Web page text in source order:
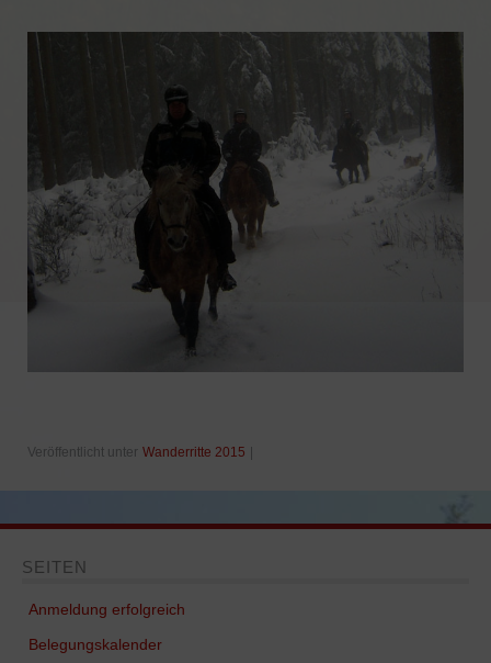
Veröffentlicht unter Wanderritte 2015
SEITEN
Anmeldung erfolgreich
Belegungskalender